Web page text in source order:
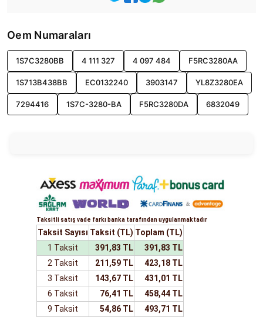
Oem Numaraları
1S7C3280BB 4 111 327 4 097 484 F5RC3280AA
1S713B438BB EC0132240 3903147 YL8Z3280EA
7294416 1S7C-3280-BA F5RC3280DA 6832049
Taksitli satış vade farkı banka tarafından uygulanmaktadır
Taksit Sayısı Taksit (TL) Toplam (TL)
1 Taksit
391,83 TL
391,83 TL
2 Taksit
211,59 TL
423,18 TL
3 Taksit
143,67 TL
431,01 TL
6 Taksit
76,41 TL
458,44 TL
9 Taksit
54,86 TL
493,71 TL